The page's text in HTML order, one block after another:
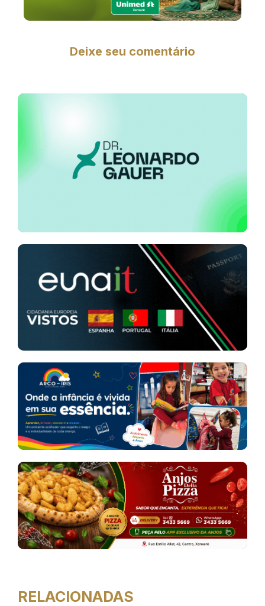
Deixe seu comentário
RELACIONADAS